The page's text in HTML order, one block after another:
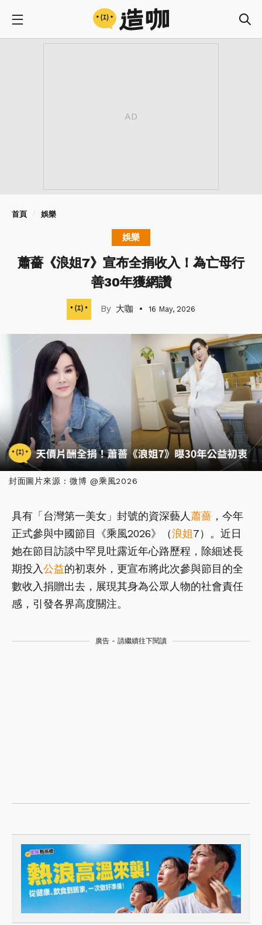
首頁 娛樂
娛樂
蕭薔《浪姐7》宣布全捐收入！為亡母行
善30年獲網讚
大咖 16 May, 2026
封面圖片來源 : 微博 @乘風2026
具有「台灣第一美女」封號的資深藝人蕭薔 ，今年
正式參與中國節目《乘風2026》（浪姐7）。近日
她在節目訪談中罕見吐露近年心路歷程，除細述長
期投入公益的初衷外，更宣布將此次參與節目的全
數收入捐贈出去，展現其身為公眾人物的社會責任
感，引發各界高度關注。
廣告 - 請繼續往下閱讀